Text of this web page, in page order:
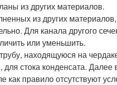
из других материалов.
из других материалов,
Для канала другого
или уменьшить.
находящуюся на
для стока конденсата.
как правило отсутствуют